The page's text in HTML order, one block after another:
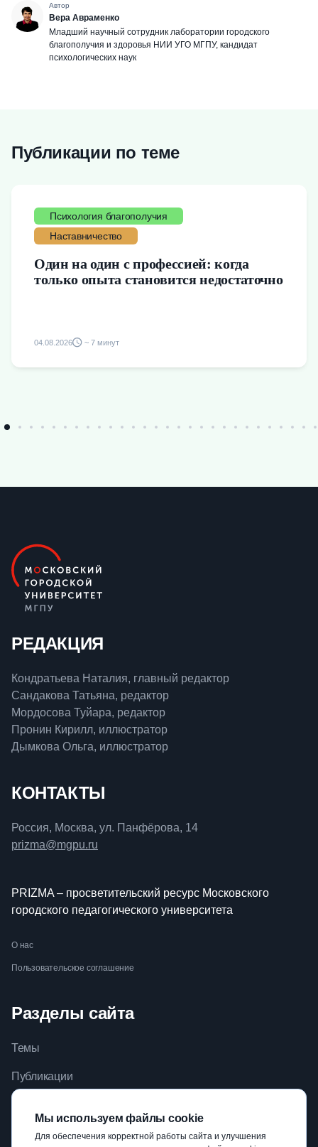
Автор
Вера Авраменко
Младший научный сотрудник лаборатории городского
благополучия и здоровья НИИ УГО МГПУ, кандидат
психологических наук
Публикации по теме
Психология благополучия
Наставничество
Один на один с профессией: когда
только опыта становится недостаточно
04.08.2026 ~ 7 минут
РЕДАКЦИЯ
Кондратьева Наталия, главный редактор
Сандакова Татьяна, редактор
Мордосова Туйара, редактор
Пронин Кирилл, иллюстратор
Дымкова Ольга, иллюстратор
КОНТАКТЫ
Россия, Москва, ул. Панфёрова, 14
prizma@mgpu.ru
PRIZMA – просветительский ресурс Московского
городского педагогического университета
О нас
Пользовательское соглашение
Разделы сайта
Темы
Публикации
Библиотека
Мы используем файлы cookie
Для обеспечения корректной работы сайта и улучшения